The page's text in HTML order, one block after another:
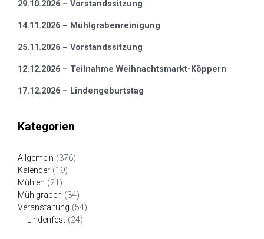
29.10.2026 – Vorstandssitzung
14.11.2026 – Mühlgrabenreinigung
25.11.2026 – Vorstandssitzung
12.12.2026 – Teilnahme Weihnachtsmarkt-Köppern
17.12.2026 – Lindengeburtstag
Kategorien
Allgemein (376)
Kalender (19)
Mühlen (21)
Mühlgraben (34)
Veranstaltung (54)
Lindenfest (24)